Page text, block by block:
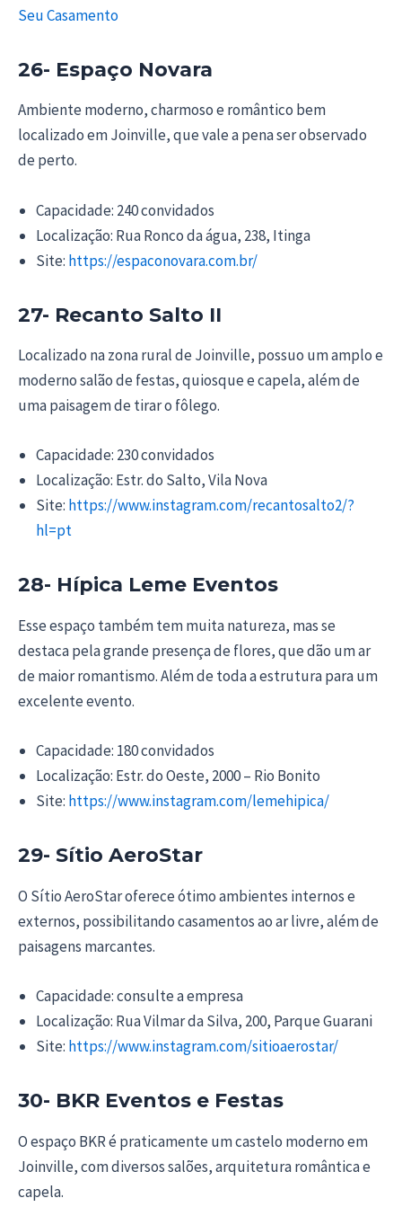
Seu Casamento
26- Espaço Novara
Ambiente moderno, charmoso e romântico bem
localizado em Joinville, que vale a pena ser observado
de perto.
Capacidade: 240 convidados
Localização: Rua Ronco da água, 238, Itinga
Site: https://espaconovara.com.br/
27- Recanto Salto II
Localizado na zona rural de Joinville, possuo um amplo e
moderno salão de festas, quiosque e capela, além de
uma paisagem de tirar o fôlego.
Capacidade: 230 convidados
Localização: Estr. do Salto, Vila Nova
Site: https://www.instagram.com/recantosalto2/?
hl=pt
28- Hípica Leme Eventos
Esse espaço também tem muita natureza, mas se
destaca pela grande presença de flores, que dão um ar
de maior romantismo. Além de toda a estrutura para um
excelente evento.
Capacidade: 180 convidados
Localização: Estr. do Oeste, 2000 – Rio Bonito
Site: https://www.instagram.com/lemehipica/
29- Sítio AeroStar
O Sítio AeroStar oferece ótimo ambientes internos e
externos, possibilitando casamentos ao ar livre, além de
paisagens marcantes.
Capacidade: consulte a empresa
Localização: Rua Vilmar da Silva, 200, Parque Guarani
Site: https://www.instagram.com/sitioaerostar/
30- BKR Eventos e Festas
O espaço BKR é praticamente um castelo moderno em
Joinville, com diversos salões, arquitetura romântica e
capela.